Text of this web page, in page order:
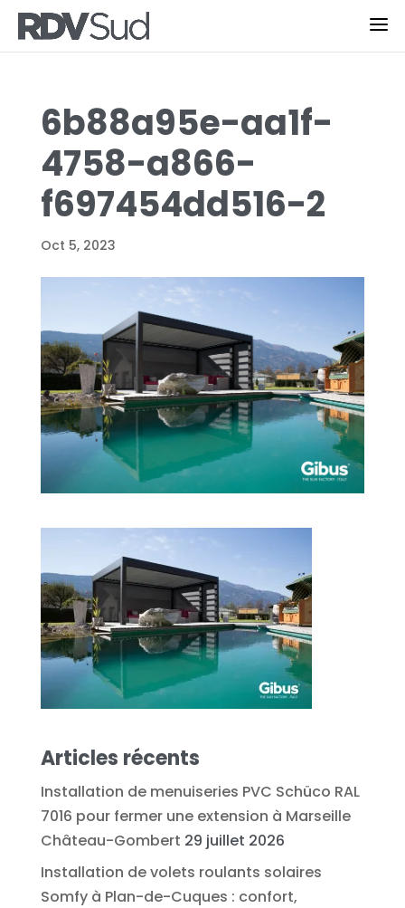
6b88a95e-aa1f-
4758-a866-
f697454dd516-2
Oct 5, 2023
Articles récents
Installation de menuiseries PVC Schüco RAL
7016 pour fermer une extension à Marseille
Château-Gombert 29 juillet 2026
Installation de volets roulants solaires
Somfy à Plan-de-Cuques : confort,